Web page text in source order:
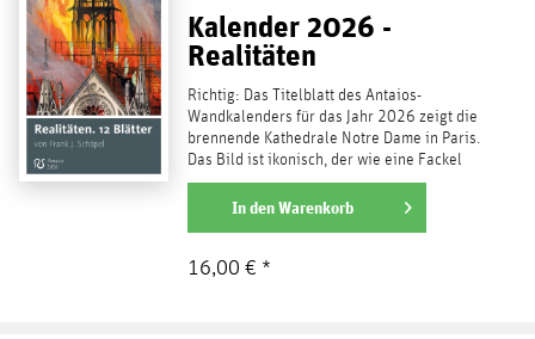
Kalender 2026 -
Realitäten
Richtig: Das Titelblatt des Antaios-
Wandkalenders für das Jahr 2026 zeigt die
brennende Kathedrale Notre Dame in Paris.
Das Bild ist ikonisch, der wie eine Fackel
brennende Turm...
weiterlesen
In denWarenkorb
16,00 € *